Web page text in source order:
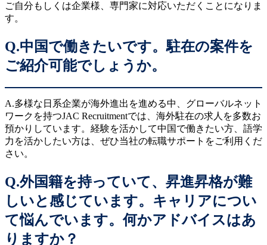
ご自分もしくは企業様、専門家に対応いただくことになりま
す。
Q.中国で働きたいです。駐在の案件を
ご紹介可能でしょうか。
A.多様な日系企業が海外進出を進める中、グローバルネット
ワークを持つJAC Recruitmentでは、海外駐在の求人を多数お
預かりしています。経験を活かして中国で働きたい方、語学
力を活かしたい方は、ぜひ当社の転職サポートをご利用くだ
さい。
Q.外国籍を持っていて、昇進昇格が難
しいと感じています。キャリアについ
て悩んでいます。何かアドバイスはあ
りますか？